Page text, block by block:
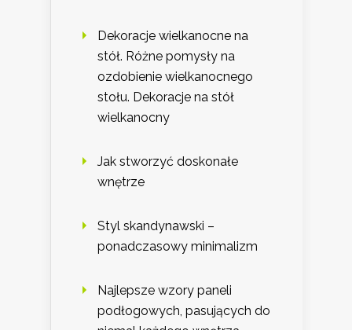
Dekoracje wielkanocne na
stół. Różne pomysły na
ozdobienie wielkanocnego
stołu. Dekoracje na stół
wielkanocny
Jak stworzyć doskonałe
wnętrze
Styl skandynawski –
ponadczasowy minimalizm
Najlepsze wzory paneli
podłogowych, pasujących do